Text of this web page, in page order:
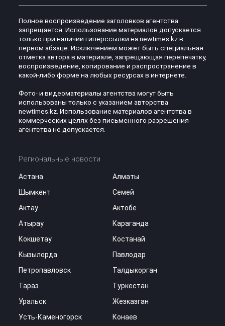
Полное воспроизведение заголовков агентства
запрещается. Использование материалов допускается
только при наличии гиперссылки на newtimes.kz в
первом абзаце. Исключением может быть специальная
отметка автора в материале, запрещающая перепечатку,
воспроизведение, копирование и распространение в
какой-либо форме на любых ресурсах в интернете.
Фото- и видеоматериалы агентства могут быть
использованы только с указанием авторства
newtimes.kz. Использование материалов агентства в
коммерческих целях без письменного разрешения
агентства не допускается.
Региональные новости
Астана
Алматы
Шымкент
Семей
Актау
Актобе
Атырау
Караганда
Кокшетау
Костанай
Кызылорда
Павлодар
Петропавловск
Талдыкорган
Тараз
Туркестан
Уральск
Жезказган
Усть-Каменогорск
Конаев